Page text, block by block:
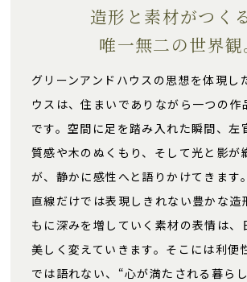
造形と素材がつくる
唯一無二の世界観
グリーンアンドハウスの思想を体現し
ウスは、住まいでありながら一つの作
です。空間に足を踏み入れた瞬間、左
質感や木のぬくもり、そして光と影が
が、静かに感性へと語りかけてきます。
直線だけでは表現しきれない豊かな造
もに深みを増していく素材の表情は、
美しく変えていきます。そこには利便
では語れない、“心が満たされる暮らし